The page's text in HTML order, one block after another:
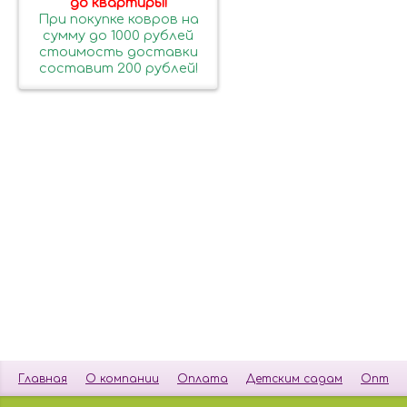
При покупке ковров на
сумму до 1000 рублей
стоимость доставки
составит 200 рублей!
Главная О компании Оплата Детским садам Опт